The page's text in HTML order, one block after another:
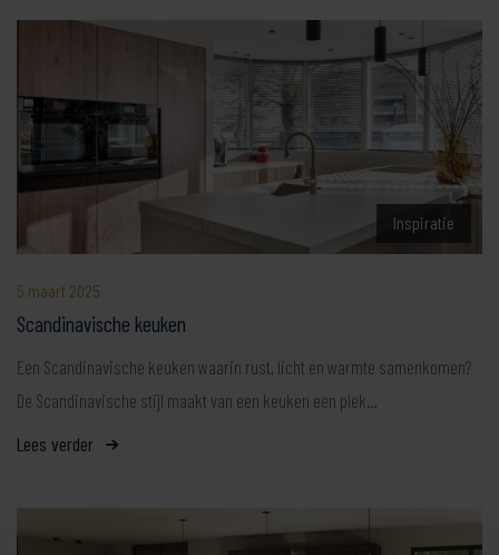
Inspiratie
5 maart 2025
Scandinavische keuken
Een Scandinavische keuken waarin rust, licht en warmte samenkomen?
De Scandinavische stijl maakt van een keuken een plek…
Lees verder